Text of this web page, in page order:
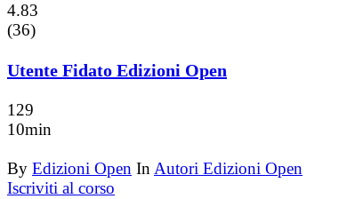
4.83
(36)
Utente Fidato Edizioni Open
129
10min
By Edizioni Open InAutori Edizioni Open
Iscriviti al corso